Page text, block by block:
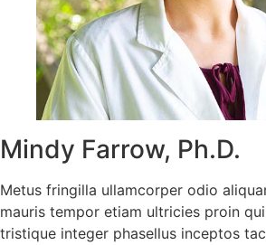
Mindy Farrow, Ph.D.
Metus fringilla ullamcorper odio
mauris tempor etiam ultricies proin
tristique integer phasellus inceptos